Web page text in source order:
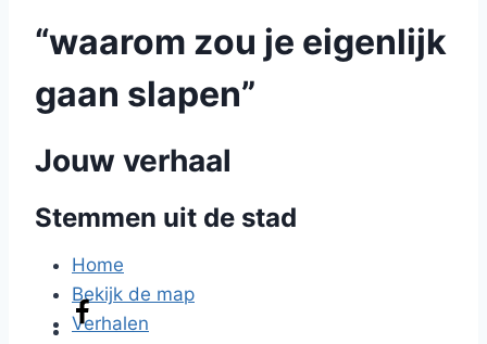
“waarom zou je eigenlijk
gaan slapen”
Jouw verhaal
Stemmen uit de stad
Home
Bekijk de map
Verhalen